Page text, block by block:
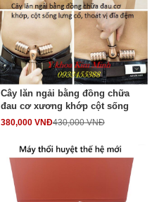
Cây lăn ngải bằng đồng chữa
đau cơ xương khớp cột sống
380,000 VNĐ430,000 VNĐ